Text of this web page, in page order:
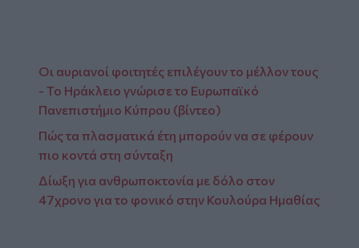
Οι αυριανοί φοιτητές επιλέγουν το μέλλον τους
- Το Ηράκλειο γνώρισε το Ευρωπαϊκό
Πανεπιστήμιο Κύπρου (βίντεο)
Πώς τα πλασματικά έτη μπορούν να σε φέρουν
πιο κοντά στη σύνταξη
Δίωξη για ανθρωποκτονία με δόλο στον
47χρονο για το φονικό στην Κουλούρα Ημαθίας